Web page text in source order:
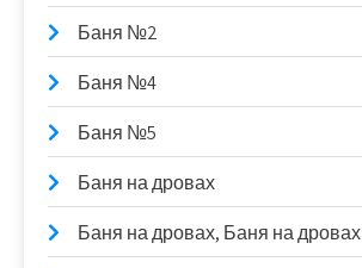
Баня №2
Баня №4
Баня №5
Баня на дровах
Баня на дровах, Баня на дровах